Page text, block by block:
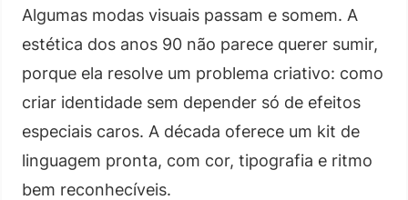
Algumas modas visuais passam e somem. A
estética dos anos 90 não parece querer sumir,
porque ela resolve um problema criativo: como
criar identidade sem depender só de efeitos
especiais caros. A década oferece um kit de
linguagem pronta, com cor, tipografia e ritmo
bem reconhecíveis.